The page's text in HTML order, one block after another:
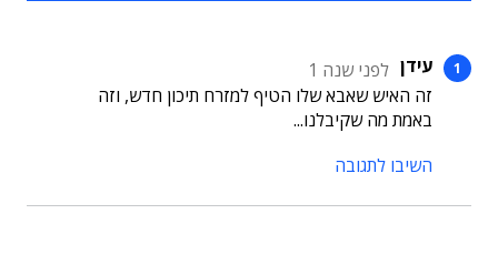
עידן לפני שנה 1
זה האיש שאבא שלו הטיף למזרח תיכון חדש, וזה
באמת מה שקיבלנו...
השיבו לתגובה